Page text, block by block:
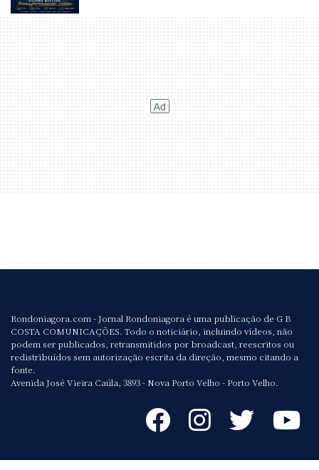
Rondoniagora.com - Jornal Rondoniagora é uma publicação de G B
COSTA COMUNICAÇÕES. Todo o noticiário, incluindo vídeos, não
podem ser publicados, retransmitidos por broadcast, reescritos ou
redistribuídos sem autorização escrita da direção, mesmo citando a
fonte.
Avenida José Vieira Caúla, 3893 - Nova Porto Velho - Porto Velho.